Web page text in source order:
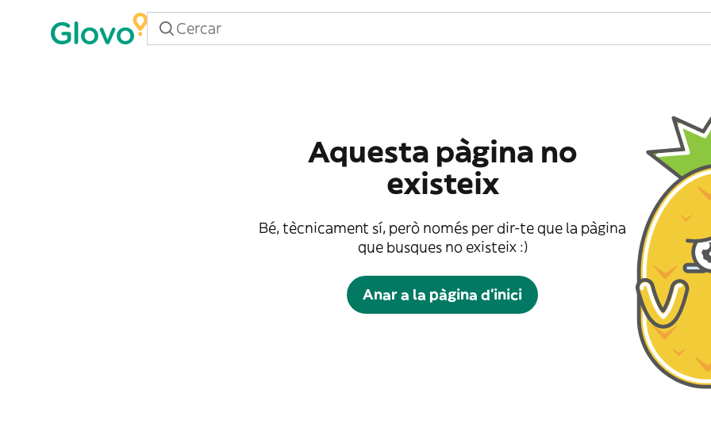
Aquesta pàgina no
existeix
Bé, tècnicament sí, però només per dir-te que la pàgina
que busques no existeix :)
Anar a la pàgina d'inici